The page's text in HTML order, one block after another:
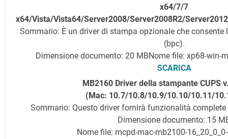
x64/7/7
x64/Vista/Vista64/Server2008/Server2008R2/
Sommario: È un driver di stampa opzionale che
(bpc).
Dimensione documento: 20 MBNome file: xp68-win-
SCARICA
MB2160 Driver della stampante CUPS
(Mac: 10.7/10.8/10.9/10.10/10.11/
Sommario: Questo driver fornirà funzionalità
Dimensione documento: 15
Nome file: mcpd-mac-mb2100-